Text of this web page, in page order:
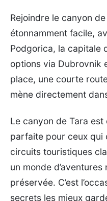
Rejoindre le canyon
étonnamment facile,
Podgorica, la capitale
options via Dubrovnik
place, une courte
mène directement
Le canyon de Tara
parfaite pour ceux qui
circuits touristiques
un monde
préservée. C’est
secrets les mieux